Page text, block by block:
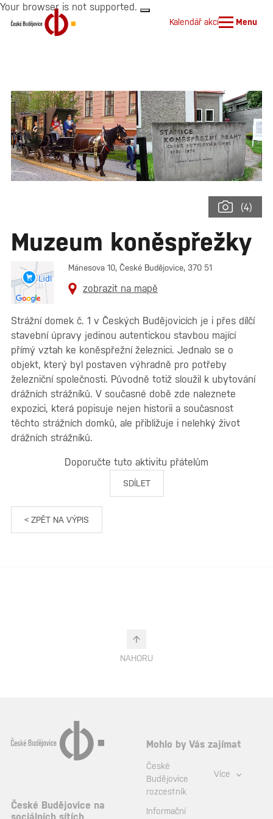
Your browser is not supported.
Kalendář akcí Menu
(4)
Muzeum koněspřežky
Mánesova 10, České Budějovice, 370 51
zobrazit na mapě
Strážní domek č. 1 v Českých Budějovicích je i přes dílčí
stavební úpravy jedinou autentickou stavbou mající
přímý vztah ke koněspřežní železnici. Jednalo se o
objekt, který byl postaven výhradně pro potřeby
železniční společnosti. Původně totiž sloužil k ubytování
drážních strážníků. V současné době zde naleznete
expozici, která popisuje nejen historii a současnost
těchto strážních domků, ale přibližuje i nelehký život
drážních strážníků.
Doporučte tuto aktivitu přátelům
SDÍLET
< ZPĚT NA VÝPIS
NAHORU
České Budějovice na
Mohlo by Vás zajímat
České
Budějovice
rozcestník
Informační
Více